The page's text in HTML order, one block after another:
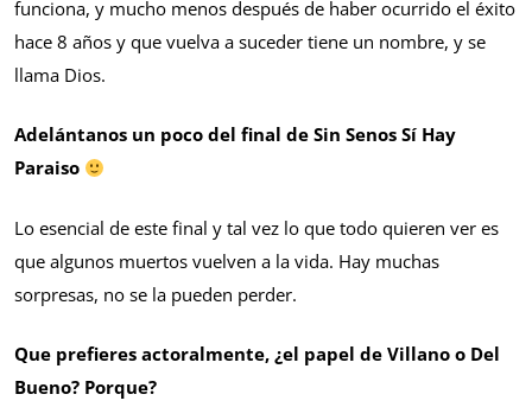
funciona, y mucho menos después de haber ocurrido el éxito
hace 8 años y que vuelva a suceder tiene un nombre, y se
llama Dios.
Adelántanos un poco del final de Sin Senos Sí Hay
Paraiso
Lo esencial de este final y tal vez lo que todo quieren ver es
que algunos muertos vuelven a la vida. Hay muchas
sorpresas, no se la pueden perder.
Que prefieres actoralmente, ¿el papel de Villano o Del
Bueno? Porque?